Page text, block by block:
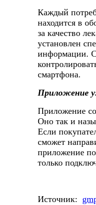
Каждый
находится в
за качество
установлен
информации.
смартфона.
Приложение
Приложение
Оно так и
Если
сможет
приложение
только
Источник: